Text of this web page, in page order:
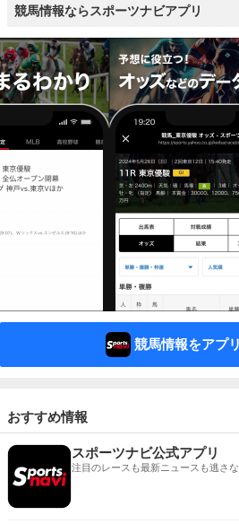
競馬情報ならスポーツナビアプリ
競馬情報をアプ
おすすめ情報
スポーツナビ公式アプリ
注目のレースも最新ニュースも逃さ